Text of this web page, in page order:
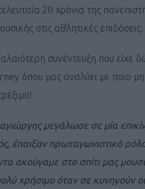
20 χρόνια της
στις αθλητικές επιδόσεις.
συνέντευξη που είχε
όπου μας αναλύει με ποιο
μεγάλωσε σε μία
έπαιξαν πρωταγωνιστικό
ακούγαμε στο σπίτι μας
χρήσιμο όταν σε κυνηγούν οι